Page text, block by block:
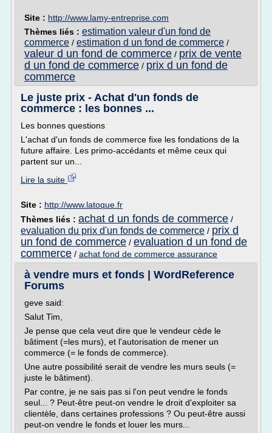
Site : http://www.lamy-entreprise.com
Thèmes liés : estimation valeur d'un fond de
commerce / estimation d un fond de commerce /
valeur d un fond de commerce / prix de vente
d un fond de commerce / prix d un fond de
commerce
Le juste prix - Achat d'un fonds de
commerce : les bonnes ...
Les bonnes questions
L'achat d'un fonds de commerce fixe les fondations de la
future affaire. Les primo-accédants et même ceux qui
partent sur un...
Lire la suite
Site : http://www.latoque.fr
Thèmes liés : achat d un fonds de commerce /
evaluation du prix d'un fonds de commerce / prix d
un fond de commerce / evaluation d un fond de
commerce / achat fond de commerce assurance
à vendre murs et fonds | WordReference
Forums
geve said:
Salut Tim,
Je pense que cela veut dire que le vendeur cède le
bâtiment (=les murs), et l'autorisation de mener un
commerce (= le fonds de commerce).
Une autre possibilité serait de vendre les murs seuls (=
juste le bâtiment).
Par contre, je ne sais pas si l'on peut vendre le fonds
seul... ? Peut-être peut-on vendre le droit d'exploiter sa
clientèle, dans certaines professions ? Ou peut-être aussi
peut-on vendre le fonds et louer les murs...